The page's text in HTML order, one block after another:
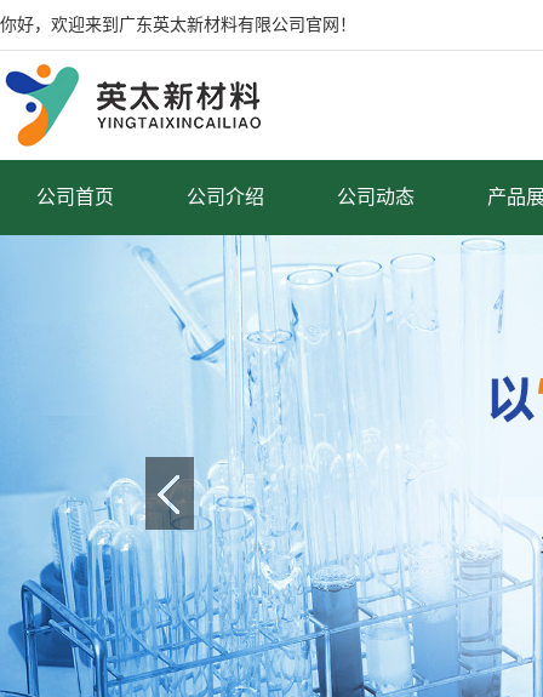
你好，欢迎来到广东英太新材料有限公司官网！
公司首页 公司介绍 公司动态 产品